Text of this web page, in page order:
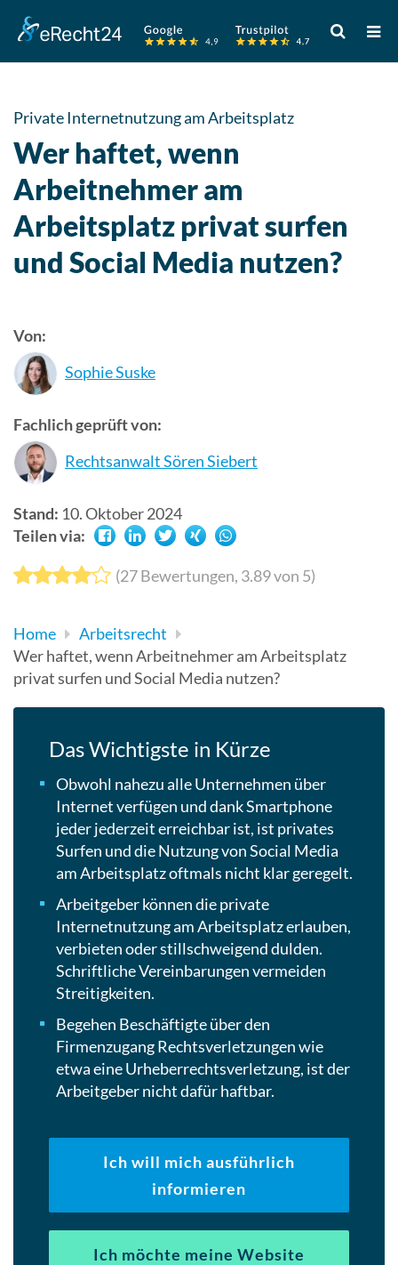
Verwende
die
Pfeile
verfügbare
Ergebnis
Private Internetnutzung am Arbeitsplatz
Wer haftet, wenn
Arbeitnehmer am
Arbeitsplatz privat surfen
und Social Media nutzen?
Von:
Sophie Suske
Fachlich geprüft von:
Rechtsanwalt Sören Siebert
Stand: 10. Oktober 2024
Teilen via:
(27Bewertungen, 3.89von 5)
Home
Arbeitsrecht
Wer haftet, wenn Arbeitnehmer am Arbeitsplatz
privat surfen und Social Media nutzen?
Das Wichtigste in Kürze
Obwohl nahezu alle Unternehmen über
Internet verfügen und dank Smartphone
jeder jederzeit erreichbar ist, ist privates
Surfen und die Nutzung von Social Media
am Arbeitsplatz oftmals nicht klar geregelt.
Arbeitgeber können die private
Internetnutzung am Arbeitsplatz erlauben,
verbieten oder stillschweigend dulden.
Schriftliche Vereinbarungen vermeiden
Streitigkeiten.
Begehen Beschäftigte über den
Firmenzugang Rechtsverletzungen wie
etwa eine Urheberrechtsverletzung, ist der
Arbeitgeber nicht dafür haftbar.
Ich will mich ausführlich
informieren
Ich möchte meine Website